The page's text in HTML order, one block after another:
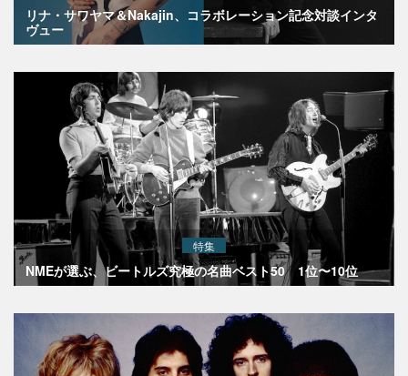
リナ・サワヤマ＆Nakajin、コラボレーション記念対談インタ
ヴュー
特集
NMEが選ぶ、ビートルズ究極の名曲ベスト50 1位〜10位